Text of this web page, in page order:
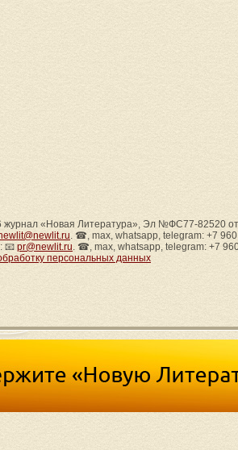
«Новая Литература», Эл №ФС77-82520
. ☎, max, whatsapp, telegram: +7
📧 pr@newlit.ru. ☎, max, whatsapp, telegram: +7
персональных данных